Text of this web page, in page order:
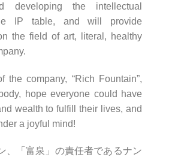
developing the intellectual
IP table, and will provide
the field of art, literal, healthy
company, “Rich Fountain”,
hope everyone could have
wealth to fulfill their lives, and
a joyful mind!
、「富泉」の責任者であるナン